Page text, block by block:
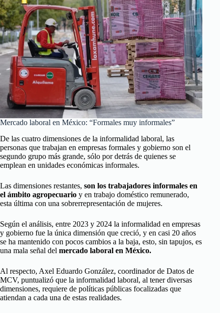
Mercado laboral en México: “Formales muy informales”
De las cuatro dimensiones de la informalidad laboral, las
personas que trabajan en empresas formales y gobierno son el
segundo grupo más grande, sólo por detrás de quienes se
emplean en unidades económicas informales.
Las dimensiones restantes, son los trabajadores informales en
el ámbito agropecuario y en trabajo doméstico remunerado,
esta última con una sobrerrepresentación de mujeres.
Según el análisis, entre 2023 y 2024 la informalidad en empresas
y gobierno fue la única dimensión que creció, y en casi 20 años
se ha mantenido con pocos cambios a la baja, esto, sin tapujos, es
una mala señal del mercado laboral en México.
Al respecto, Axel Eduardo González, coordinador de Datos de
MCV, puntualizó que la informalidad laboral, al tener diversas
dimensiones, requiere de políticas públicas focalizadas que
atiendan a cada una de estas realidades.